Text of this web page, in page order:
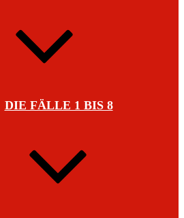
DIE FÄLLE 1 BIS 8